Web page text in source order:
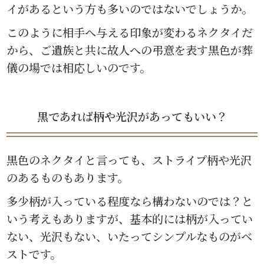
イがあるという方も多いのではないでしょうか。
このように相手へ与える印象が変わるネクタイだ
から、ご遺族と共に故人への弔意を表す黒色が葬
儀の場では相応しいのです。
黒であれば柄や光沢があってもいい？
黒色のネクタイと言っても、ストライプ柄や光沢
のあるものもあります。
多少柄が入っている程度なら構わないのでは？と
いう考えもありますが、基本的には柄が入ってい
ない、光沢もない、いたってシンプルなものがベ
ストです。